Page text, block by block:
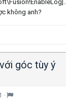
không anh?
góc tùy ý
·